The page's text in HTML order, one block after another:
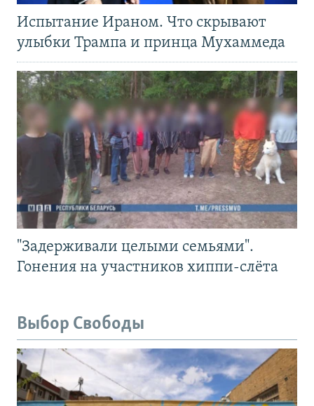
Испытание Ираном. Что скрывают
улыбки Трампа и принца Мухаммеда
"Задерживали целыми семьями".
Гонения на участников хиппи-слёта
Выбор Свободы